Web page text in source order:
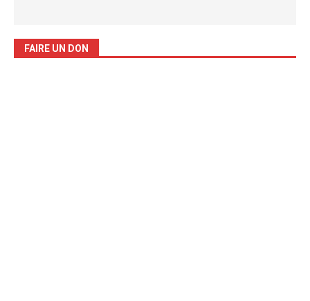
FAIRE UN DON